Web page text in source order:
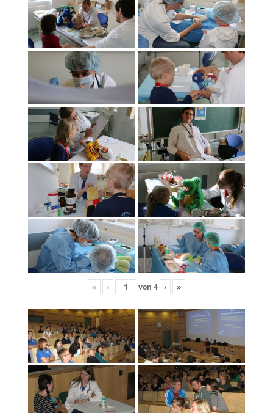
« ‹ von 4 › »